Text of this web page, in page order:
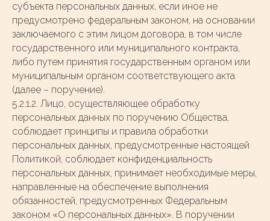
субъекта персональных данных, если иное не
предусмотрено федеральным законом, на основании
заключаемого с этим лицом договора, в том числе
государственного или муниципального контракта,
либо путем принятия государственным органом или
муниципальным органом соответствующего акта
(далее – поручение).
5.2.1.2. Лицо, осуществляющее обработку
персональных данных по поручению Общества,
соблюдает принципы и правила обработки
персональных данных, предусмотренные настоящей
Политикой, соблюдает конфиденциальность
персональных данных, принимает необходимые меры,
направленные на обеспечение выполнения
обязанностей, предусмотренных Федеральным
законом «О персональных данных». В поручении